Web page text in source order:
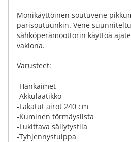
Monikäyttöinen soutuvene
parisoutuunkin. Vene
sähköperämoottorin käyttöä
vakiona.
Varusteet:
-Hankaimet
-Akkulaatikko
-Lakatut airot 240 cm
-Kuminen törmäyslista
-Lukittava säilytystila
-Tyhjennystulppa